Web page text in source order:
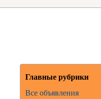
Главные рубрики
Все объявления